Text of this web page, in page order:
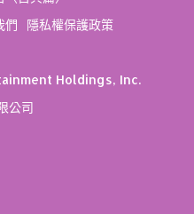
們
隱私權保護政策
Holdings, Inc.
公司